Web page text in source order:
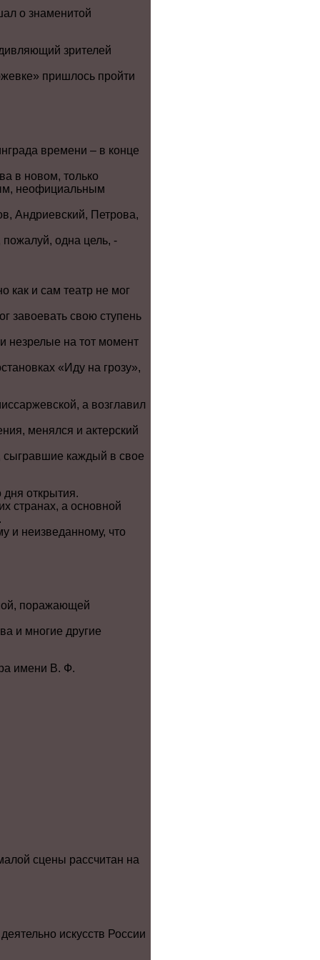
о знаменитой
зрителей
пришлось пройти
времени – в конце
в новом, только
неофициальным
Андриевский, Петрова,
одна цель, -
как и сам театр не мог
завоевать свою ступень
незрелые на тот момент
«Иду на грозу»,
а возглавил
менялся и актерский
сыгравшие каждый в свое
открытия.
странах, а основной
и неизведанному, что
поражающей
и многие другие
имени В. Ф.
сцены рассчитан на
искусств России